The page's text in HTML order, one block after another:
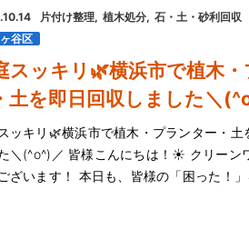
片付け整理 植木処分 石・土・砂利回収
谷区
スッキリ🌿横浜市で植木・
土を即日回収しました＼
ッキリ🌿横浜市で植木・プランター・土
＼(^o^)／ 皆様こんにちは！☀️ クリーン
ざいます！ 本日も、皆様の「困った！